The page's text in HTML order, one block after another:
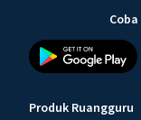
Produk Ruangguru